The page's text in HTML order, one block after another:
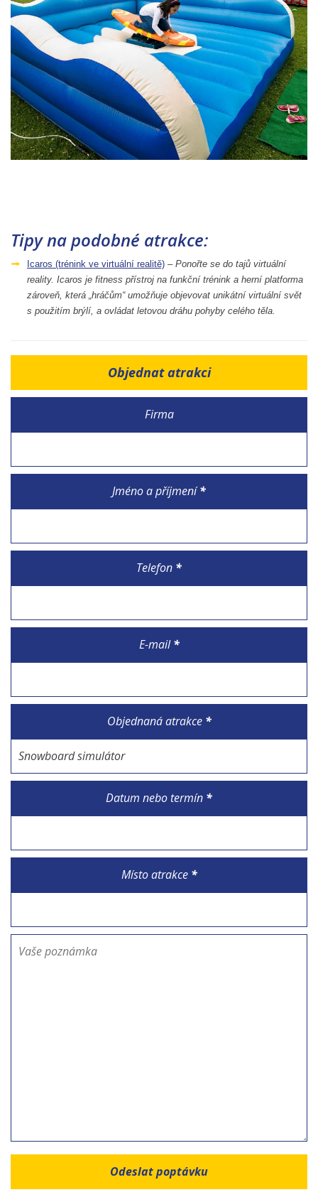
Tipy na podobné atrakce:
Icaros (trénink ve virtuální realitě) – Ponořte se do tajů virtuální
reality. Icaros je fitness přístroj na funkční trénink a herní platforma
zároveň, která „hráčům“ umožňuje objevovat unikátní virtuální svět
s použitím brýlí, a ovládat letovou dráhu pohyby celého těla.
Objednat atrakci
Firma
Jméno a příjmení*
Telefon *
E-mail*
Objednaná atrakce *
Datum nebo termín *
Místo atrakce *